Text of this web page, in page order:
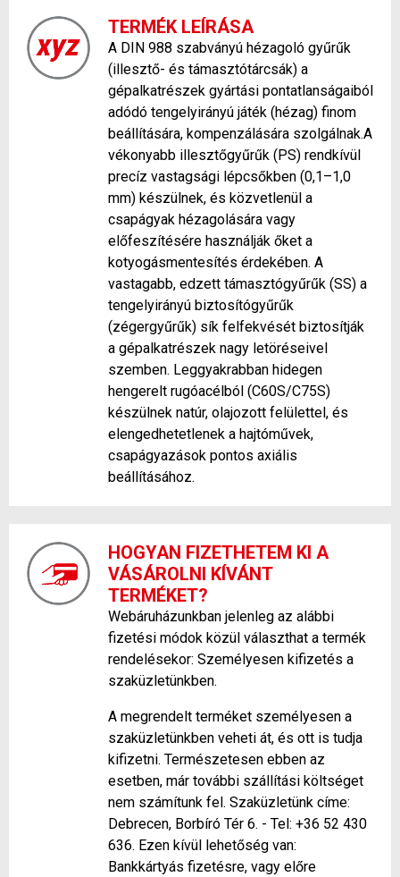
TERMÉK LEÍRÁSA
A DIN 988 szabványú hézagoló gyűrűk
(illesztő- és támasztótárcsák) a
gépalkatrészek gyártási pontatlanságaiból
adódó tengelyirányú játék (hézag) finom
beállítására, kompenzálására szolgálnak.A
vékonyabb illesztőgyűrűk (PS) rendkívül
precíz vastagsági lépcsőkben (0,1–1,0
mm) készülnek, és közvetlenül a
csapágyak hézagolására vagy
előfeszítésére használják őket a
kotyogásmentesítés érdekében. A
vastagabb, edzett támasztógyűrűk (SS) a
tengelyirányú biztosítógyűrűk
(zégergyűrűk) sík felfekvését biztosítják
a gépalkatrészek nagy letöréseivel
szemben. Leggyakrabban hidegen
hengerelt rugóacélból (C60S/C75S)
készülnek natúr, olajozott felülettel, és
elengedhetetlenek a hajtóművek,
csapágyazások pontos axiális
beállításához.
HOGYAN FIZETHETEM KI A
VÁSÁROLNI KÍVÁNT
TERMÉKET?
Webáruházunkban jelenleg az alábbi
fizetési módok közül választhat a termék
rendelésekor: Személyesen kifizetés a
szaküzletünkben.
A megrendelt terméket személyesen a
szaküzletünkben veheti át, és ott is tudja
kifizetni. Természetesen ebben az
esetben, már további szállítási költséget
nem számítunk fel. Szaküzletünk címe:
Debrecen, Borbíró Tér 6. - Tel: +36 52 430
636. Ezen kívül lehetőség van:
Bankkártyás fizetésre, vagy előre